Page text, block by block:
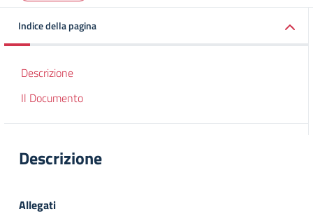
Indice della pagina
Descrizione
Il Documento
Descrizione
Allegati